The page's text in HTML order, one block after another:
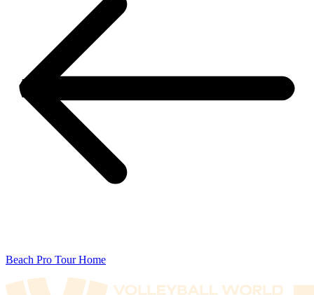
Beach Pro Tour Home